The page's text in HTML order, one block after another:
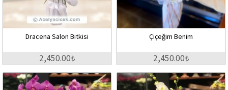
Dracena Salon Bitkisi
2,450.00₺
Çiçeğim Benim
2,450.00₺